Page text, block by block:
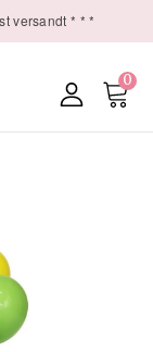
versandt * * *
0